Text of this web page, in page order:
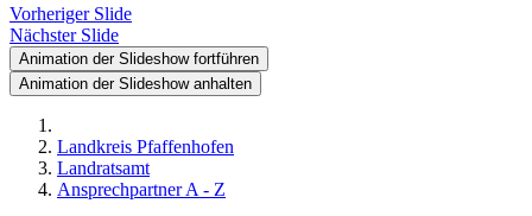
Vorheriger Slide
Nächster Slide
Animation der Slideshow fortführen
Animation der Slideshow anhalten
Landkreis Pfaffenhofen
Landratsamt
Ansprechpartner A - Z